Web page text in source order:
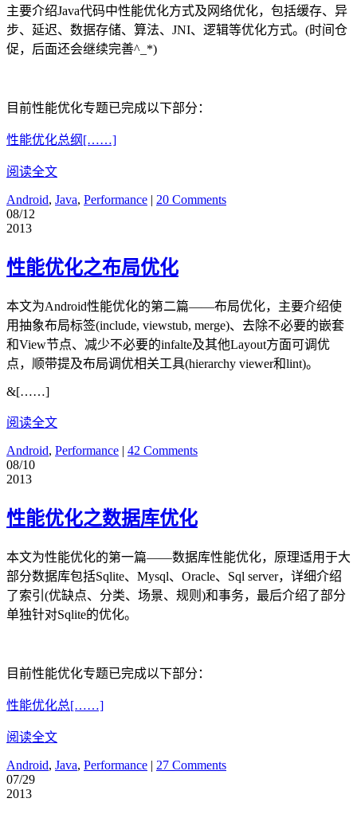
主要介绍Java代码中性能优化方式及网络优化，包括缓存、异
步、延迟、数据存储、算法、JNI、逻辑等优化方式。(时间仓
促，后面还会继续完善^_*)
目前性能优化专题已完成以下部分：
性能优化总纲[……]
阅读全文
Android, Java, Performance | 20 Comments
08/12
2013
性能优化之布局优化
本文为Android性能优化的第二篇——布局优化，主要介绍使
用抽象布局标签(include, viewstub, merge)、去除不必要的嵌套
和View节点、减少不必要的infalte及其他Layout方面可调优
点，顺带提及布局调优相关工具(hierarchy viewer和lint)。
&[……]
阅读全文
Android, Performance | 42 Comments
08/10
2013
性能优化之数据库优化
本文为性能优化的第一篇——数据库性能优化，原理适用于大
部分数据库包括Sqlite、Mysql、Oracle、Sql server，详细介绍
了索引(优缺点、分类、场景、规则)和事务，最后介绍了部分
单独针对Sqlite的优化。
目前性能优化专题已完成以下部分：
性能优化总[……]
阅读全文
Android, Java, Performance | 27 Comments
07/29
2013